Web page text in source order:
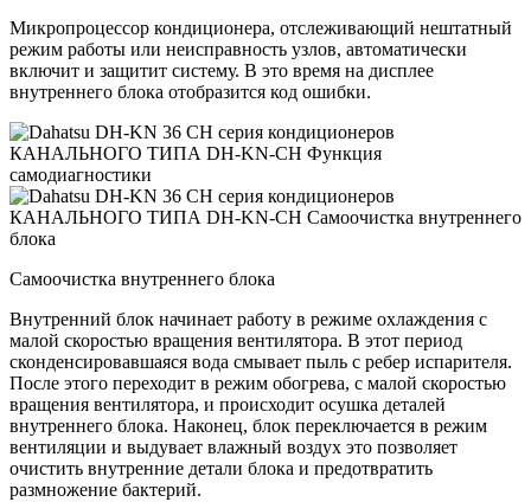
Микропроцессор кондиционера, отслеживающий нештатный
режим работы или неисправность узлов, автоматически
включит и защитит систему. В это время на дисплее
внутреннего блока отобразится код ошибки.
Самоочистка внутреннего блока
Внутренний блок начинает работу в режиме охлаждения с
малой скоростью вращения вентилятора. В этот период
сконденсировавшаяся вода смывает пыль с ребер испарителя.
После этого переходит в режим обогрева, с малой скоростью
вращения вентилятора, и происходит осушка деталей
внутреннего блока. Наконец, блок переключается в режим
вентиляции и выдувает влажный воздух это позволяет
очистить внутренние детали блока и предотвратить
размножение бактерий.